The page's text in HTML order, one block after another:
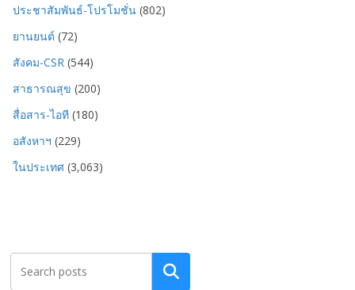
ประชาสัมพันธ์-โปรโมชั่น (802)
ยานยนต์ (72)
สังคม-CSR (544)
สาธารณสุข (200)
สื่อสาร-ไอที (180)
อสังหาฯ (229)
ในประเทศ (3,063)
Search